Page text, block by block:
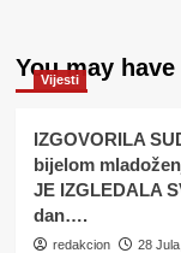
You may
Vijesti
IZGOVORILA
bijelom
JE IZGLEDALA
dan….
redakcion 28